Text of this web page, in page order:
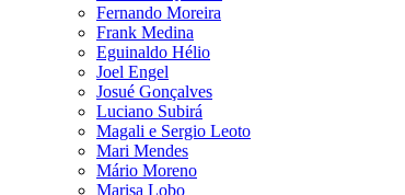
Fernando Moreira
Frank Medina
Eguinaldo Hélio
Joel Engel
Josué Gonçalves
Luciano Subirá
Magali e Sergio Leoto
Mari Mendes
Mário Moreno
Marisa Lobo